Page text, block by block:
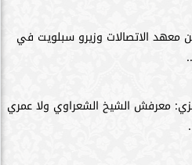
معهد الاتصالات وزيرو سبلويت في
معرفش الشيخ الشعراوي ولا عمري